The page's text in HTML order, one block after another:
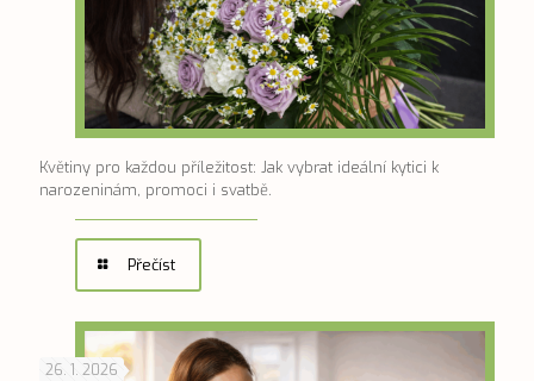
Květiny pro každou příležitost: Jak vybrat ideální kytici k
narozeninám, promoci i svatbě.
Přečíst
26. 1. 2026